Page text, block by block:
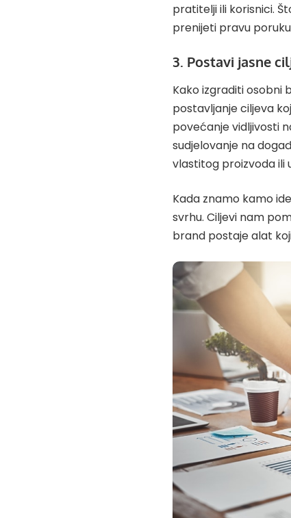
pratitelji ili korisnici.
prenijeti pravu
3. Postavi jasne
Kako izgraditi osobni
postavljanje ciljeva
povećanje vidljivosti
sudjelovanje na
vlastitog proizvoda ili
Kada znamo kamo
svrhu. Ciljevi nam
brand postaje alat